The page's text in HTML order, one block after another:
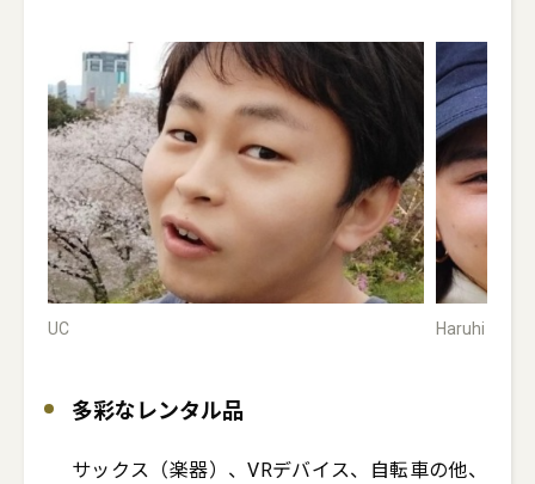
UC Haruhi
多彩なレンタル品
サックス（楽器）、VRデバイス、自転車の他、